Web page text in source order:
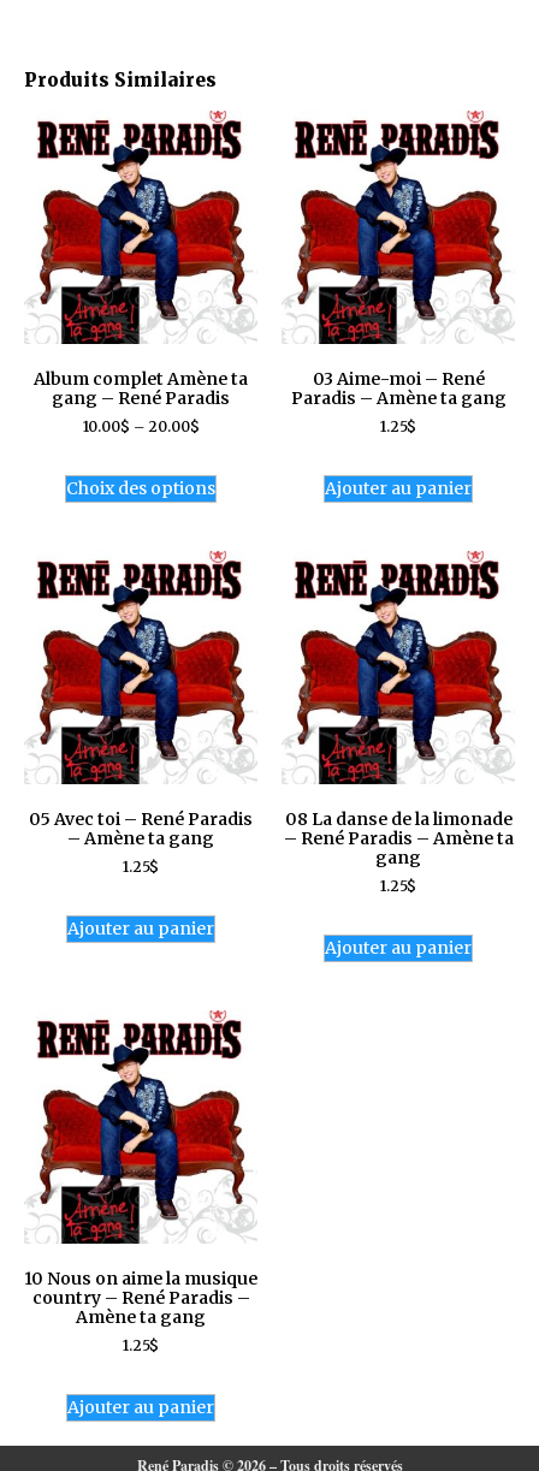
Produits Similaires
Album complet Amène ta
gang – René Paradis
10.00$ – 20.00$
Choix des options
03 Aime-moi – René
Paradis – Amène ta gang
1.25$
Ajouter au panier
05 Avec toi – René Paradis
– Amène ta gang
1.25$
Ajouter au panier
08 La danse de la limonade
– René Paradis – Amène ta
gang
1.25$
Ajouter au panier
10 Nous on aime la musique
country – René Paradis –
Amène ta gang
1.25$
Ajouter au panier
René Paradis © 2026 – Tous droits réservés